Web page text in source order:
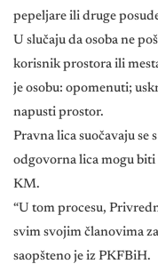
pepeljare ili druge
U slučaju da osoba ne
korisnik prostora ili
je osobu: opomenuti;
napusti prostor.
Pravna lica suočavaju
odgovorna lica mogu
KM.
“U tom procesu,
svim svojim članovima
saopšteno je iz PKFBiH.